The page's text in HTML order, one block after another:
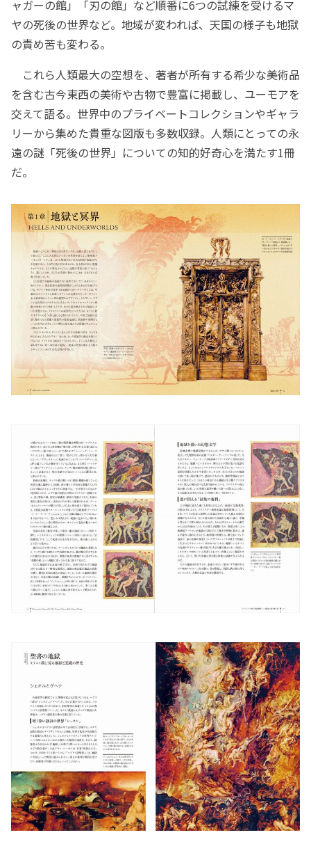
ャガーの館」「刃の館」など順番に6つの試練を受けるマ
ヤの死後の世界など。地域が変われば、天国の様子も地獄
の責め苦も変わる。
これら人類最大の空想を、著者が所有する希少な美術品
を含む古今東西の美術や古物で豊富に掲載し、ユーモアを
交えて語る。世界中のプライベートコレクションやギャラ
リーから集めた貴重な図版も多数収録。人類にとっての永
遠の謎「死後の世界」についての知的好奇心を満たす1冊
だ。